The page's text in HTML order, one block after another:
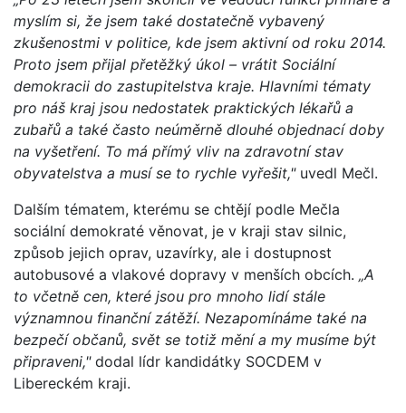
myslím si, že jsem také dostatečně vybavený
zkušenostmi v politice, kde jsem aktivní od roku 2014.
Proto jsem přijal přetěžký úkol – vrátit Sociální
demokracii do zastupitelstva kraje. Hlavními tématy
pro náš kraj jsou nedostatek praktických lékařů a
zubařů a také často neúměrně dlouhé objednací doby
na vyšetření. To má přímý vliv na zdravotní stav
obyvatelstva a musí se to rychle vyřešit," uvedl Mečl.
Dalším tématem, kterému se chtějí podle Mečla
sociální demokraté věnovat, je v kraji stav silnic,
způsob jejich oprav, uzavírky, ale i dostupnost
autobusové a vlakové dopravy v menších obcích. „A
to včetně cen, které jsou pro mnoho lidí stále
významnou finanční zátěží. Nezapomínáme také na
bezpečí občanů, svět se totiž mění a my musíme být
připraveni,"dodal lídr kandidátky SOCDEM v
Libereckém kraji.